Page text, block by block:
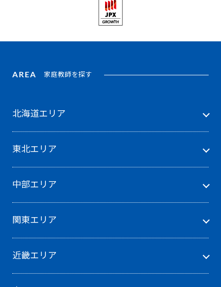
AREA 家庭教師を探す
北海道エリア
東北エリア
中部エリア
関東エリア
近畿エリア